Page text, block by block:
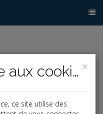
×
Politique relative aux cookies
ce site utilise des